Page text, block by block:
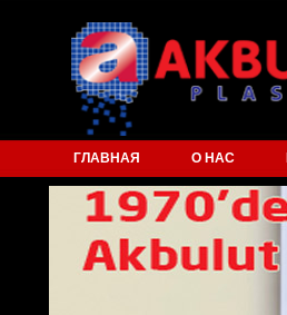
ГЛАВНАЯ О НАС